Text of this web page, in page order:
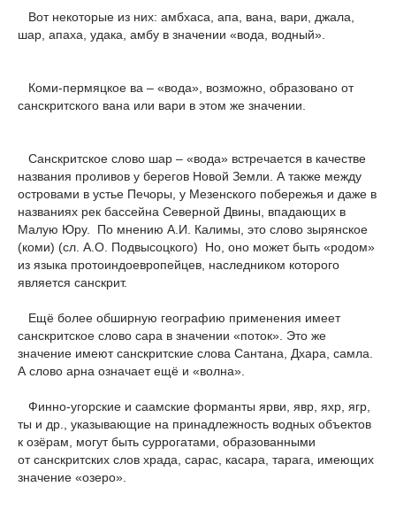
Вот некоторые из них: амбхаса, апа, вана, вари, джала,
шар, апаха, удака, амбу в значении «вода, водный».
Коми-пермяцкое ва – «вода», возможно, образовано от
санскритского вана или вари в этом же значении.
Санскритское слово шар – «вода» встречается в качестве
названия проливов у берегов Новой Земли. А также между
островами в устье Печоры, у Мезенского побережья и даже в
названиях рек бассейна Северной Двины, впадающих в
Малую Юру. По мнению А.И. Калимы, это слово зырянское
(коми) (сл. А.О. Подвысоцкого) Но, оно может быть «родом»
из языка протоиндоевропейцев, наследником которого
является санскрит.
Ещё более обширную географию применения имеет
санскритское слово сара в значении «поток». Это же
значение имеют санскритские слова Сантана, Дхара, самла.
А слово арна означает ещё и «волна».
Финно-угорские и саамские форманты ярви, явр, яхр, ягр,
ты и др., указывающие на принадлежность водных объектов
к озёрам, могут быть суррогатами, образованными
от санскритских слов храда, сарас, касара, тарага, имеющих
значение «озеро».